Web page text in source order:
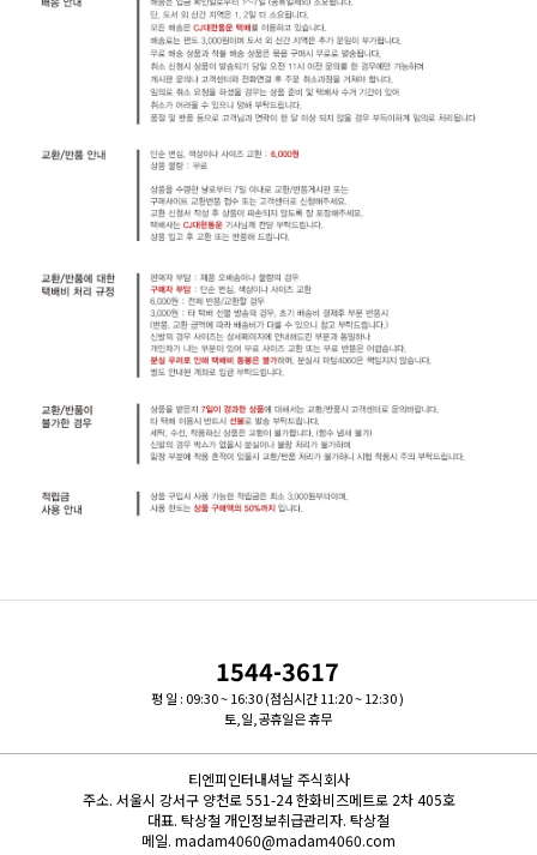
1544-3617
평 일 : 09:30 ~ 16:30 (점심시간 11:20 ~ 12:30 )
토,일,공휴일은 휴무
티엔피인터내셔날 주식회사
주소. 서울시 강서구 양천로 551-24 한화비즈메트로 2차 405호
대표. 탁상철 개인정보취급관리자. 탁상철
메일. madam4060@madam4060.com